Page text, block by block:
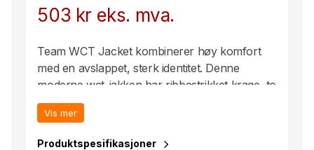
503 kr eks. mva.
Team WCT Jacket kombinerer høy komfort
med en avslappet, sterk identitet. Denne
moderne wct-jakken har ribbestrikket krage, to
sidelommer og stilrene striper på ermene.
• Moderne passform
• To sidelommer med glidelås
Vis mer
Produktspesifikasjoner